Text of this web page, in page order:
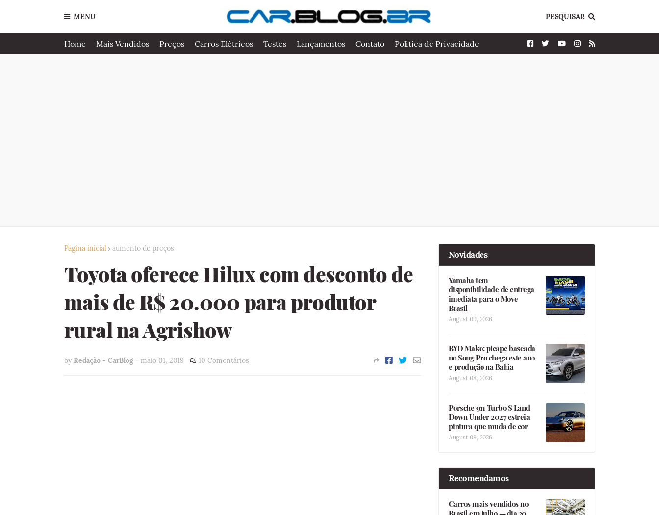
MENU PESQUISAR
Home Mais Vendidos Preços Carros Elétricos Testes Lançamentos Contato Politica de Privacidade
Página inicial aumento de preços
Toyota oferece Hilux com desconto de
mais de R$ 20.000 para produtor
rural na Agrishow
by Redação - CarBlog - maio 01, 2019 10 Comentários
Novidades
Yamaha tem
disponibilidade de entrega
imediata para o Move
Brasil
August 09, 2026
BYD Mako: picape baseada
no Song Pro chega este ano
e produção na Bahia
August 08, 2026
Porsche 911 Turbo S Land
Down Under 2027 estreia
pintura que muda de cor
August 08, 2026
Recomendamos
Carros mais vendidos no
Brasil em julho — dia 30